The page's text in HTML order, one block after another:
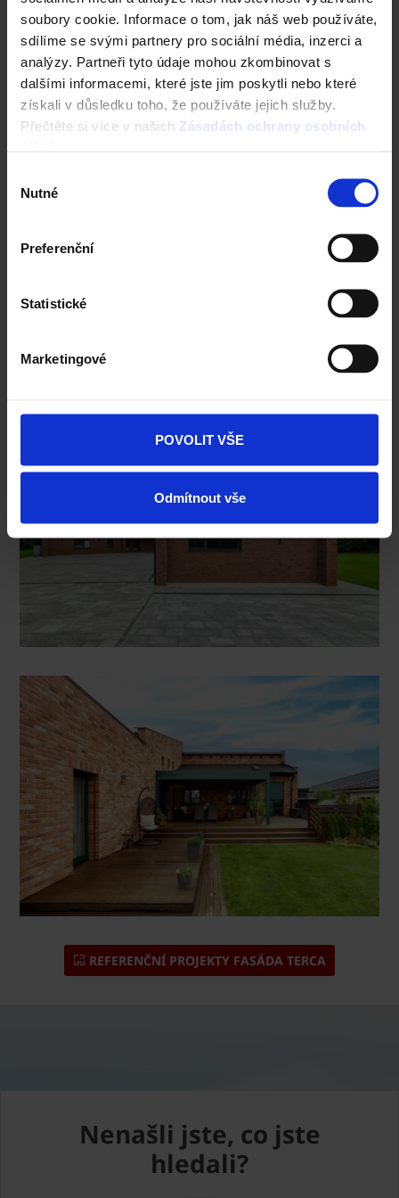
soubory cookie. Informace o tom, jak náš web používáte,
sdílíme se svými partnery pro sociální média, inzerci a
analýzy. Partneři tyto údaje mohou zkombinovat s
dalšími informacemi, které jste jim poskytli nebo které
získali v důsledku toho, že používáte jejich služby.
Přečtěte si více v našich Zásadách ochrany osobních
souhlasu
Nutné
Preferenční
Statistické
Marketingové
POVOLIT VŠE
Odmítnout vše
Dokumenty ke stažení >
Referenční projekty
REFERENČNÍ PROJEKTY FASÁDA TERCA
Nenašli jste, co jste
hledali?